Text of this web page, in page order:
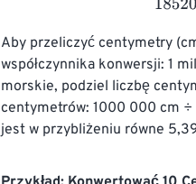
Aby przeliczyć centymetry
współczynnika konwersji: 1
morskie, podziel liczbę
centymetrów: 1000 000 cm
jest w przybliżeniu równe